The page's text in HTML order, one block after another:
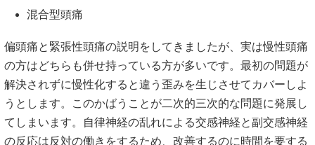
混合型頭痛
偏頭痛と緊張性頭痛の説明をしてきましたが、実は慢性頭痛
の方はどちらも併せ持っている方が多いです。最初の問題が
解決されずに慢性化すると違う歪みを生じさせてカバーしよ
うとします。このかばうことが二次的三次的な問題に発展し
てしまいます。自律神経の乱れによる交感神経と副交感神経
の反応は反対の働きをするため、改善するのに時間を要する